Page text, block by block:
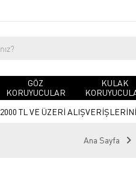
GÖZ
KORUYUCULAR
KULAK
2000 TL VE ÜZERİ
Ana Sayfa